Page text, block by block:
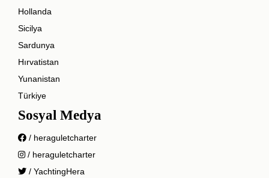
Hollanda
Sicilya
Sardunya
Hırvatistan
Yunanistan
Türkiye
Sosyal Medya
/ heraguletcharter
/ heraguletcharter
/ YachtingHera